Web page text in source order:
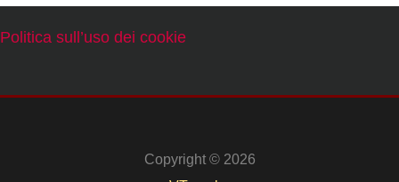
Politica sull’uso dei cookie
Copyright © 2026